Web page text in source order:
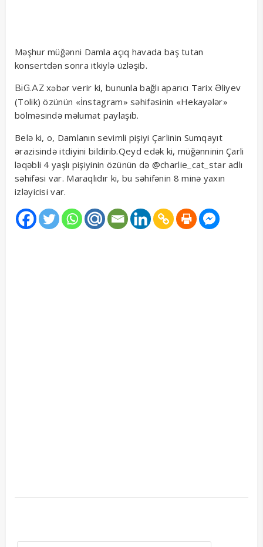
Məşhur müğənni Damla açıq havada baş tutan
konsertdən sonra itkiylə üzləşib.
BiG.AZ xəbər verir ki, bununla bağlı aparıcı Tarix Əliyev
(Tolik) özünün «İnstagram» səhifəsinin «Hekayələr»
bölməsində məlumat paylaşıb.
Belə ki, o, Damlanın sevimli pişiyi Çarlinin Sumqayıt
ərazisində itdiyini bildirib.Qeyd edək ki, müğənninin Çarli
ləqəbli 4 yaşlı pişiyinin özünün də @charlie_cat_star adlı
səhifəsi var. Maraqlıdır ki, bu səhifənin 8 minə yaxın
izləyicisi var.